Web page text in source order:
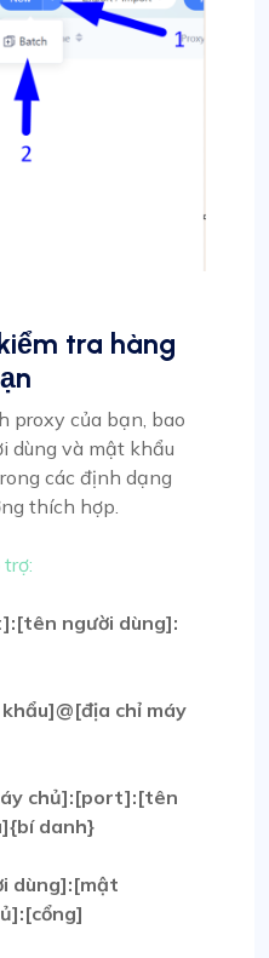
tra hàng
proxy của bạn, bao
dùng và mật khẩu
các định dạng
thích hợp.
người dùng]:
chỉ máy
chủ]:[port]:[tên
danh}
dùng]:[mật